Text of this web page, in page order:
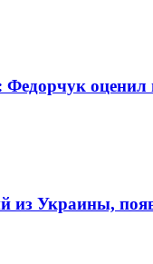
из Украины,